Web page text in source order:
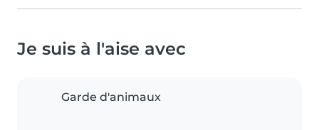
Je suis à l'aise avec
Garde d'animaux